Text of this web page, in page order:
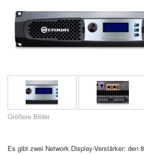
Sprache/Region
Größere Bilder
Es gibt zwei Network Display-Verstärker: den